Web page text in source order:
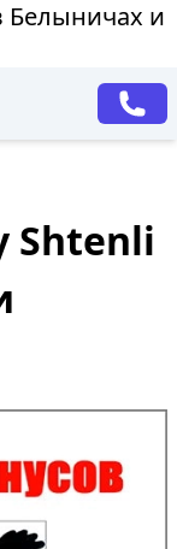
Белыничах и
Shtenli